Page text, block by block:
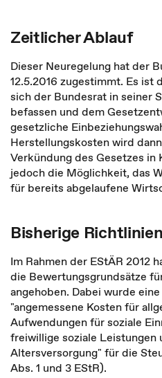
Zeitlicher Ablauf
Dieser Neuregelung hat der
12.5.2016 zugestimmt. Es ist
sich der Bundesrat in seiner
befassen und dem
gesetzliche
Herstellungskosten wird
Verkündung des Gesetzes
jedoch die Möglichkeit, das
für bereits abgelaufene
Bisherige Richtlinien
Im Rahmen der EStÄR 2012
die Bewertungsgrundsätze
angehoben. Dabei wurde
"angemessene Kosten für
Aufwendungen für soziale
freiwillige soziale
Altersversorgung" für die
Abs. 1 und 3 EStR).